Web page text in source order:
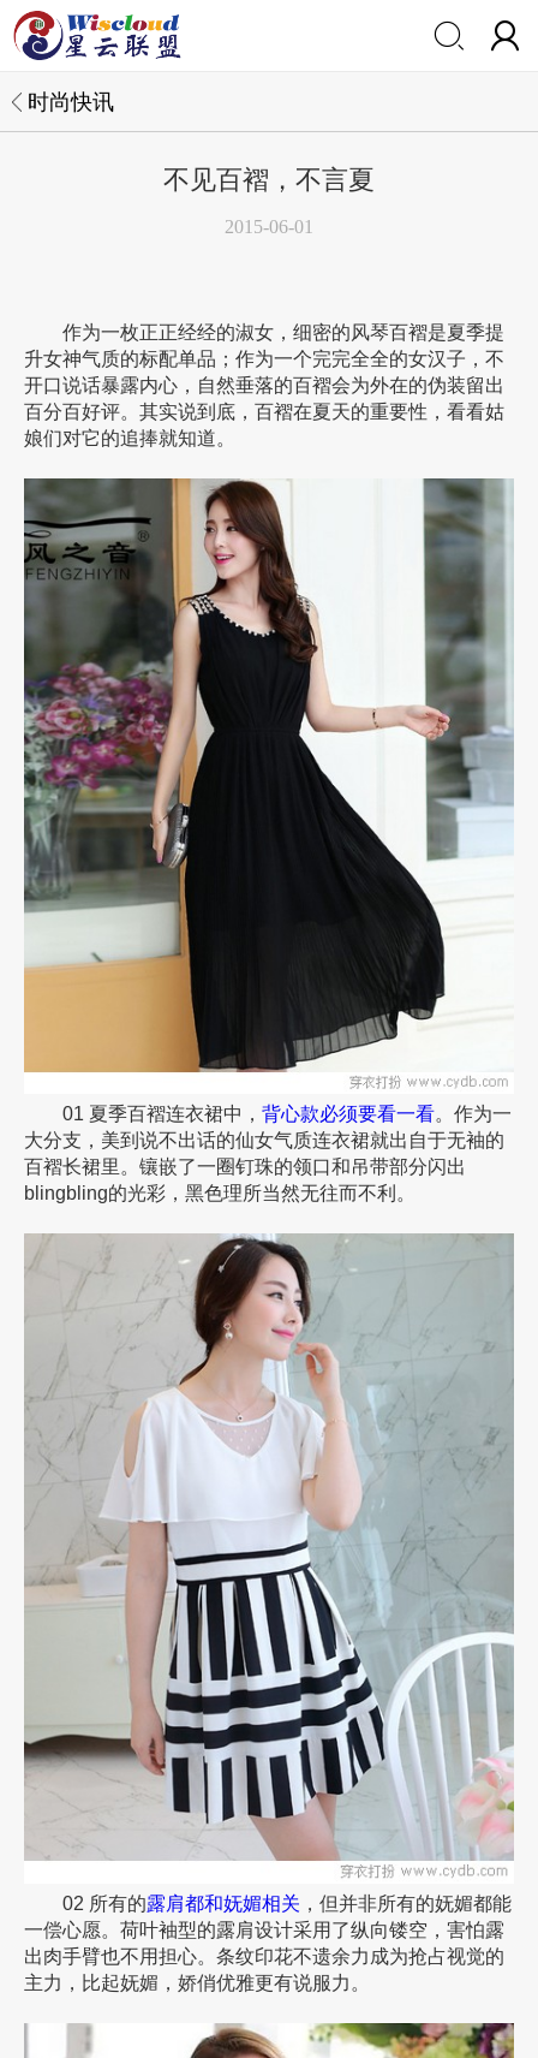
 
时尚快讯
不见百褶，不言夏
2015-06-01
作为一枚正正经经的淑女，细密的风琴百褶是夏季提
升女神气质的标配单品；作为一个完完全全的女汉子，不
开口说话暴露内心，自然垂落的百褶会为外在的伪装留出
百分百好评。其实说到底，百褶在夏天的重要性，看看姑
娘们对它的追捧就知道。
01 夏季百褶连衣裙中， 背心款必须要看一看。作为一
大分支，美到说不出话的仙女气质连衣裙就出自于无袖的
百褶长裙里。镶嵌了一圈钉珠的领口和吊带部分闪出
blingbling的光彩，黑色理所当然无往而不利。
02 所有的露肩都和妩媚相关 ，但并非所有的妩媚都能
一偿心愿。荷叶袖型的露肩设计采用了纵向镂空，害怕露
出肉手臂也不用担心。条纹印花不遗余力成为抢占视觉的
主力，比起妩媚，娇俏优雅更有说服力。